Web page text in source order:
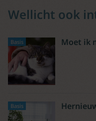
Wellicht ook
Basis Moet ik
Basis